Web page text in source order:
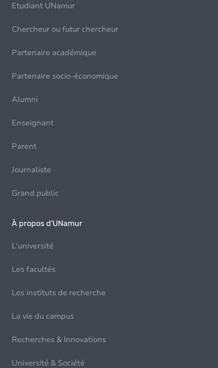
Etudiant UNamur
Chercheur ou futur chercheur
Partenaire académique
Partenaire socio-économique
Alumni
Enseignant
Parent
Journaliste
Grand public
À propos d'UNamur
L'université
Les facultés
Les instituts de recherche
La vie du campus
Recherches & Innovations
Université & Société